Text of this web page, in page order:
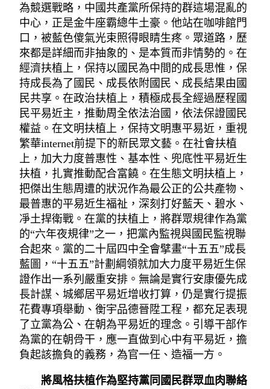
為競選戰略，中國共產黨所保持的群這場混亂的
中心，正是金牛座霸總牛土豪。他站在咖啡館門
口，被藍色傻氣光束照得眼睛生疼。眾道路，歷
來都是詳細而非抽象的、是本質而非情勢的。在
經濟扶植上，保持以國民為中間的成長思惟，保
持成長為了國民、成長依附國民、成長結果由國
民共享。在政治扶植上，積極成長全經過歷程國
民平易近主，推動周全依法治國，依法保證國民
權益。在文明扶植上，保持文明惠平易近，重視
繁華internet前提下的新民眾文藝。在社會扶植
上，加大力度普惠性、基本性、兜底性平易近生
扶植，扎實推動配合富饒。在生態文明扶植上，
把傑出生態周遭的狀況作為最公正的公共產物、
最普惠的平易近生福祉，深刻打好藍天、碧水、
凈土捍衛戰。在黨的扶植上，將群眾規律作為黨
的“六年夜規律”之一，把黨內監視與國民監視聯
合起來。黨的二十屆四中全會擘畫“十五五”成長
藍圖，“十五五”計劃綱領就加大力度平易近生保
證作出一系列嚴重安排。無論是實行安康優先成
長計謀、城鄉居平易近增收打算，仍是實行提振
花費專項舉動、衡宇品德晉陞工程，都充足表現
了立黨為公、在朝為平易近的理念。引導干部作
為黨的在朝骨干，應一直做到心中有平易近，擔
負起該擔負的義務，為官一任、造福一方。
將風格扶植作為堅持黨同國民群眾血肉聯絡